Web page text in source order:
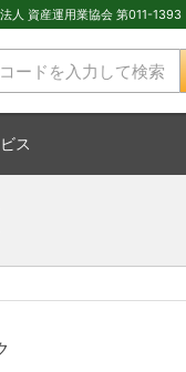
人 資産運用業協会 第011-1393
ス